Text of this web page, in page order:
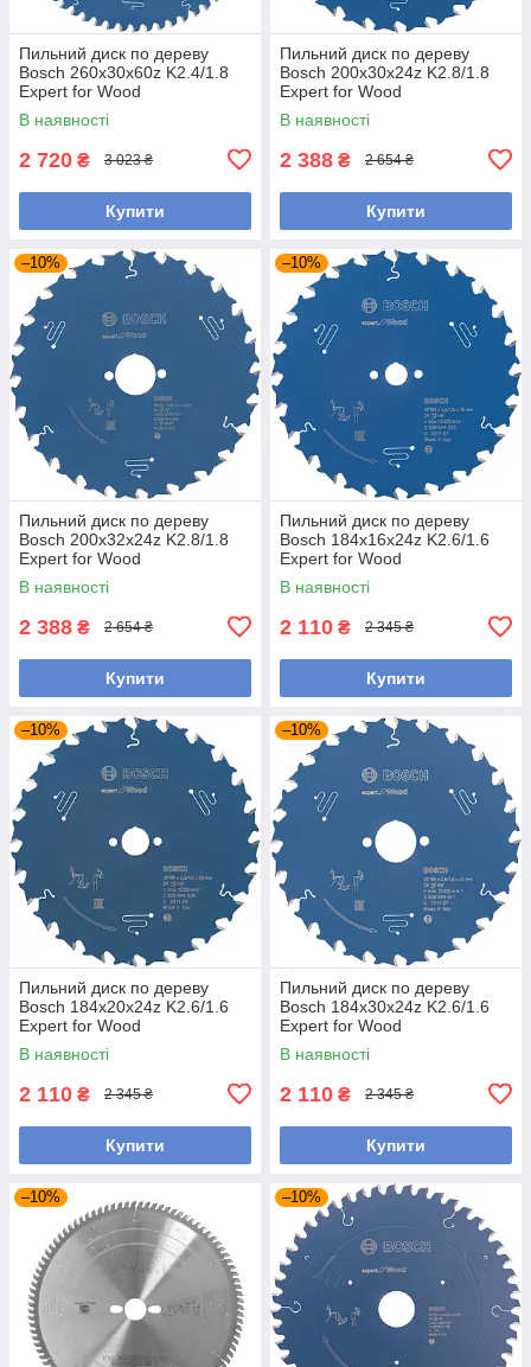
Пильний диск по дереву
Bosch 260x30x60z K2.4/1.8
Expert for Wood
В наявності
2 720 ₴ 3 023 ₴
Купити
Пильний диск по дереву
Bosch 200x30x24z K2.8/1.8
Expert for Wood
В наявності
2 388 ₴ 2 654 ₴
Купити
–10%
Пильний диск по дереву
Bosch 200x32x24z K2.8/1.8
Expert for Wood
В наявності
2 388 ₴ 2 654 ₴
Купити
–10%
Пильний диск по дереву
Bosch 184x16x24z K2.6/1.6
Expert for Wood
В наявності
2 110 ₴ 2 345 ₴
Купити
–10%
Пильний диск по дереву
Bosch 184x20x24z K2.6/1.6
Expert for Wood
В наявності
2 110 ₴ 2 345 ₴
Купити
–10%
Пильний диск по дереву
Bosch 184x30x24z K2.6/1.6
Expert for Wood
В наявності
2 110 ₴ 2 345 ₴
Купити
–10% –10%